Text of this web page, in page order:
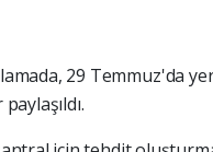
29 Temmuz'da